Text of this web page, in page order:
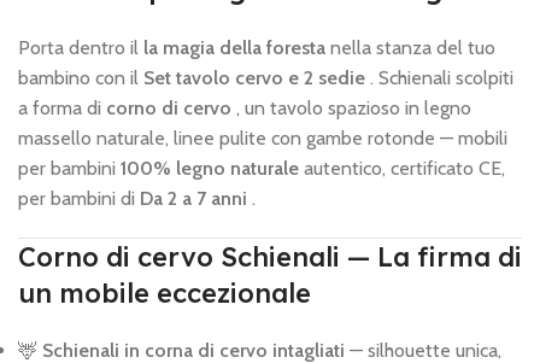
Porta dentro il la magia della foresta nella stanza del tuo
bambino con il Set tavolo cervo e 2 sedie . Schienali scolpiti
a forma di corno di cervo , un tavolo spazioso in legno
massello naturale, linee pulite con gambe rotonde — mobili
per bambini 100% legno naturale autentico, certificato CE,
per bambini di Da 2 a 7 anni .
Corno di cervo Schienali — La firma di
un mobile eccezionale
🦌 Schienali in corna di cervo intagliati — silhouette unica,